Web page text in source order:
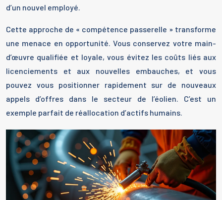
d’un nouvel employé.
Cette approche de « compétence passerelle » transforme
une menace en opportunité. Vous conservez votre main-
d’œuvre qualifiée et loyale, vous évitez les coûts liés aux
licenciements et aux nouvelles embauches, et vous
pouvez vous positionner rapidement sur de nouveaux
appels d’offres dans le secteur de l’éolien. C’est un
exemple parfait de réallocation d’actifs humains.